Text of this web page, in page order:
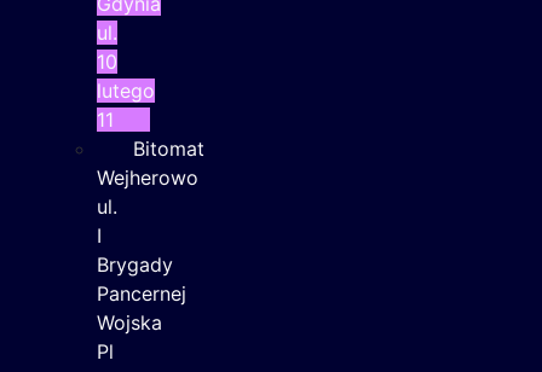
ul.
10
lutego
11
Bitomat
Wejherowo
ul.
I
Brygady
Pancernej
Wojska
Pl